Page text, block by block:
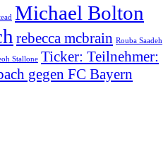
Michael Bolton
rebecca mcbrain Rouba Saadeh
Stallone Ticker: Teilnehmer:
gegen FC Bayern